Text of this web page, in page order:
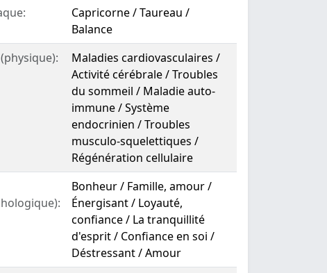
Capricorne / Taureau /
Balance
Maladies cardiovasculaires /
Activité cérébrale / Troubles
du sommeil / Maladie auto-
immune / Système
endocrinien / Troubles
musculo-squelettiques /
Régénération cellulaire
Bonheur / Famille, amour /
Énergisant / Loyauté,
confiance / La tranquillité
d'esprit / Confiance en soi /
Déstressant / Amour